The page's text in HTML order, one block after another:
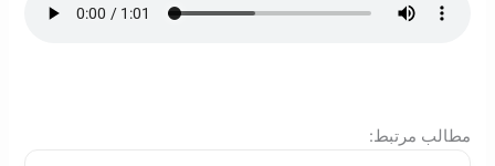
:مطالب مرتبط